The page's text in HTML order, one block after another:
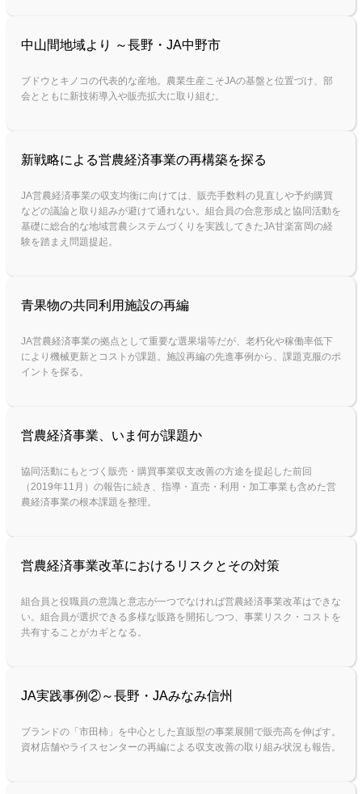
中山間地域より ～長野・JA中野市
ブドウとキノコの代表的な産地。農業生産こそJAの基盤と位置づけ、部
会とともに新技術導入や販売拡大に取り組む。
新戦略による営農経済事業の再構築を探る
JA営農経済事業の収支均衡に向けては、販売手数料の見直しや予約購買
などの議論と取り組みが避けて通れない。組合員の合意形成と協同活動を
基礎に総合的な地域営農システムづくりを実践してきたJA甘楽富岡の経
験を踏まえ問題提起。
青果物の共同利用施設の再編
JA営農経済事業の拠点として重要な選果場等だが、老朽化や稼働率低下
により機械更新とコストが課題。施設再編の先進事例から、課題克服のポ
イントを探る。
営農経済事業、いま何が課題か
協同活動にもとづく販売・購買事業収支改善の方途を提起した前回
（2019年11月）の報告に続き、指導・直売・利用・加工事業も含めた営
農経済事業の根本課題を整理。
営農経済事業改革におけるリスクとその対策
組合員と役職員の意識と意志が一つでなければ営農経済事業改革はできな
い。組合員が選択できる多様な販路を開拓しつつ、事業リスク・コストを
共有することがカギとなる。
JA実践事例②～長野・JAみなみ信州
ブランドの「市田柿」を中心とした直販型の事業展開で販売高を伸ばす。
資材店舗やライスセンターの再編による収支改善の取り組み状況も報告。